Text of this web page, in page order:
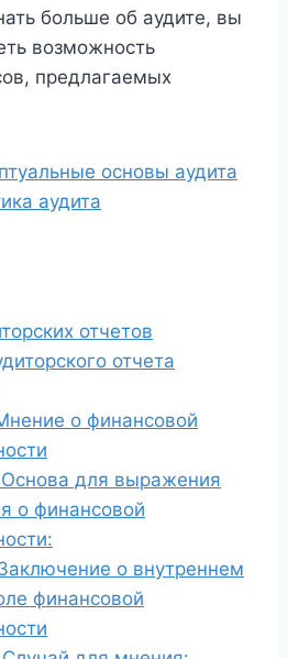
больше об аудите, вы
возможность
предлагаемых
основы аудита
аудита
отчетов
отчета
о финансовой
для выражения
о финансовой
о внутреннем
финансовой